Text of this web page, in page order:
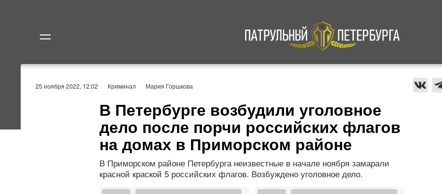
Происшествия
25 ноября 2022, 12:02 Криминал Мария Горшкова
В Петербурге возбудили уголовное
дело после порчи российских флагов
на домах в Приморском районе
В Приморском районе Петербурга неизвестные в начале ноября замарали
красной краской 5 российских флагов. Возбуждено уголовное дело.